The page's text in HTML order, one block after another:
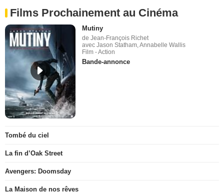
Films Prochainement au Cinéma
Mutiny
de Jean-François Richet
avec Jason Statham, Annabelle Wallis
Film - Action
Bande-annonce
Tombé du ciel
La fin d’Oak Street
Avengers: Doomsday
La Maison de nos rêves